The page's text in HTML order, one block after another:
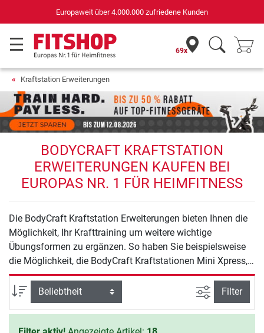
Europaweit über 4.000.000 zufriedene Kunden
69x
Kraftstation Erweiterungen
BODYCRAFT KRAFTSTATION
ERWEITERUNGEN KAUFEN BEI
EUROPAS NR. 1 FÜR HEIMFITNESS
Die BodyCraft Kraftstation Erweiterungen bieten Ihnen die
Möglichkeit, Ihr Krafttraining um weitere wichtige
Übungsformen zu ergänzen. So haben Sie beispielsweise
die Möglichkeit, die BodyCraft Kraftstationen Mini Xpress,
Galena und Elite mit einem Beinstrecker- bzw. einem
Beinpresse-Modul aufzurüsten. Alle BodyCraft Kraftstation
Erweiterungen eignen sich für ein effektives Krafttraining
zu Hause und überzeugen durch ihre Hochwertigkeit,
Sortierung Ansicht
Filter